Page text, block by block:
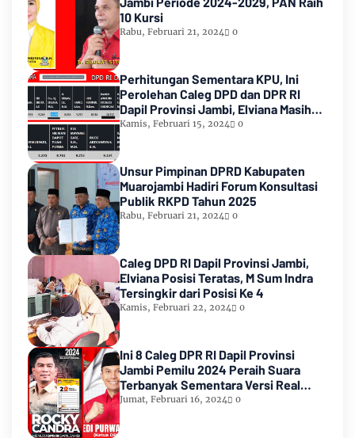
10 Kursi
Rabu, Februari 21, 2024 0
Perhitungan Sementara KPU, Ini
Perolehan Caleg DPD dan DPR RI
Dapil Provinsi Jambi, Elviana Masih
Urutan Kedua Teratas
Kamis, Februari 15, 2024 0
Unsur Pimpinan DPRD Kabupaten
Muarojambi Hadiri Forum Konsultasi
Publik RKPD Tahun 2025
Rabu, Februari 21, 2024 0
Caleg DPD RI Dapil Provinsi Jambi,
Elviana Posisi Teratas, M Sum Indra
Tersingkir dari Posisi Ke 4
Kamis, Februari 22, 2024 0
Ini 8 Caleg DPR RI Dapil Provinsi
Jambi Pemilu 2024 Peraih Suara
Terbanyak Sementara Versi Real
Count KPU RI
Jumat, Februari 16, 2024 0